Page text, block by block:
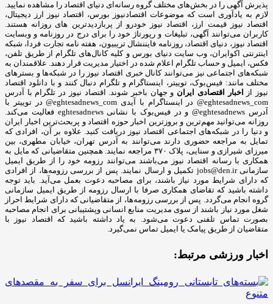
پذیرش آگهی را در بخش‌های مختلف گروه رسانه‌ای دنیای اقتصاد را مشاهده نمایید.
لازم به یادآوری است که موضوعات اقتصادنیوز بورس، اقتصاد نیوز ارز دیجیتال،
اقتصاد نیوز قیمت ارز، اقتصاد نیوز خودرو از پربازدیدترین های روزانه هستند.
کاربران می‌توانند آگهی، تبلیغات و رپورتاژ خود را برای درج در روزنامه و وبسایت
اقتصاد نیوز، دنیای اقتصاد، روزنامه فایننشال تریبیون، هفته نامه تجارت فردا، شبکه
اینترنتی اکوایران، وب سایت دنیای بورس و کلیه کانال‌های تلگرام از طریق تلفن،
فکس، ایمیل و حساب تلگرام اعلام شده در اختیار مدیریت قرار دهند. علاقمندان به
شبکه‎‌های اجتماعی نیز می‌توانند کانال خبری اقتصاد نیوز را در شبکه‌ها و بسترهای
مختلف مانند: فیس‌بوک، توییتر، اینستاگرام و تلگرام دنبال کنند و با دانلود اقتصاد
نیوز از اخبار اقتصادی ایران و جهان باخبر شوند. اقتصاد نیوز در تلگرام با آدرس
eghtesadnews_com@ در اینستاگرام با آیدی eghtesadnews_com@ در توییتر با
آدرس eghtesadnews@ و در فیس‌بوک با نشانی eghtesadnews فعالیت می‌کند.
روزانه می‌توانید مهم‌ترین و بروزترین اخبار حوزه اقتصاد و پربحث‌ترین اخبار ایران
و دنیا را در شبکه‌های اجتماعی اقتصاد نیوز دریافت کنید. علاوه بر آن، افرادی که
تمایل به مراجعه حضوری دارند می‌توانند به آدرس تهران، خیابان مطهری، بین
میرزای شیرازی و سنایی، پلاک ۳۷۰ مراجعه نمایند. همچنین متقاضیانی که مایل به
همکاری با رسانه‌ اقتصاد نیوز می‌باشند می‌توانند رزومه خود را از طریق ایمیل
سازمانی jobs@den.ir تکمیل و ارسال نمایند. پس از بررسی رزومه‌ها، از افرادی
که دارای شرایط مورد نیاز باشند، برای مصاحبه دعوت بعمل می‌آید. باید توجه
داشته باشید که تقاضای همکاری صرفا با ارسال رزومه از طریق ایمیل سازمانی
گروه انجام می‌گردد. پس از بررسی رزومه‌ها، از متقاضیانی که دارای شرایط احراز
شغل مورد نیاز باشند از سوی مدیریت منابع انسانی وپشتیبانی برای انجام مصاحبه
بصورت تماس تلفنی دعوت می‌شود. به یاد داشته باشید که اقتصاد نیوز با
متقاضیان از طریق پیامک یا ایمیل تماس نمی‌گیرد.
اخبار ورزشی مرتبط: